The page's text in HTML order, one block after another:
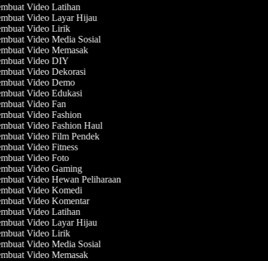
Video Latihan
Video Layar Hijau
Video Lirik
Video Media Sosial
Video Memasak
Video DIY
Video Dekorasi
Video Demo
Video Edukasi
Video Fan
Video Fashion
Video Fashion Haul
Video Film Pendek
Video Fitness
Video Foto
Video Gaming
Video Hewan Peliharaan
Video Komedi
Video Komentar
Video Latihan
Video Layar Hijau
Video Lirik
Video Media Sosial
Video Memasak